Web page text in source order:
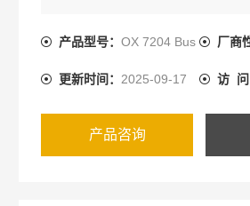
在现场，各种干扰（布线的恶化，
产品型号：OX 7204 Bus 厂商
更新时间： 2025-09-17 访 问
产品咨询